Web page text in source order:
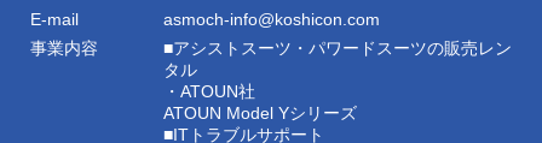
E-mail
asmoch-info@koshicon.com
事業内容
■アシストスーツ・パワードスーツの販売レン
タル
・ATOUN社
ATOUN Model Yシリーズ
■ITトラブルサポート